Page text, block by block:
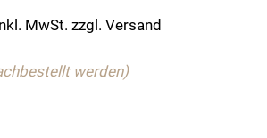
MwSt. zzgl. Versand
werden)